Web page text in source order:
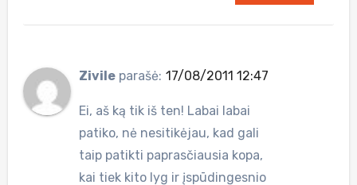
Zivile parašė: 17/08/2011 12:47
Ei, aš ką tik iš ten! Labai labai
patiko, nė nesitikėjau, kad gali
taip patikti paprasčiausia kopa,
kai tiek kito lyg ir įspūdingesnio